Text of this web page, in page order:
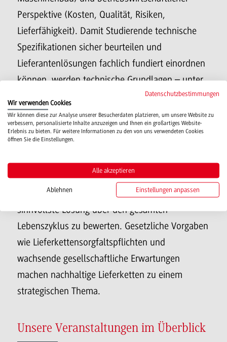
Perspektive (Kosten, Qualität, Risiken,
Lieferfähigkeit). Damit Studierende technische
Spezifikationen sicher beurteilen und
Lieferantenlösungen fachlich fundiert einordnen
können, werden technische Grundlagen – unter
anderem aus Mechanik, Elektrotechnik,
Mechatronik, Mess- sowie Steuerungs- und
Regelungstechnik – systematisch aufgebaut.
Ergänzend bereiten Zukunftsthemen wie Data
Science & Künstliche Intelligenz darauf vor. Die
Studierenden lernen, nicht nur den niedrigsten
Preis, sondern die wirtschaftlich und ökologisch
sinnvollste Lösung über den gesamten
Lebenszyklus zu bewerten. Gesetzliche Vorgaben
wie Lieferkettensorgfaltspflichten und
wachsende gesellschaftliche Erwartungen
machen nachhaltige Lieferketten zu einem
strategischen Thema.
Unsere Veranstaltungen im Überblick
Datenschutzbestimmungen
Wir verwenden Cookies
Wir können diese zur Analyse unserer Besucherdaten platzieren, um unsere Website zu
verbessern, personalisierte Inhalte anzuzeigen und Ihnen ein großartiges Website-
Erlebnis zu bieten. Für weitere Informationen zu den von uns verwendeten Cookies
öffnen Sie die Einstellungen.
Alle akzeptieren
Ablehnen Einstellungen anpassen